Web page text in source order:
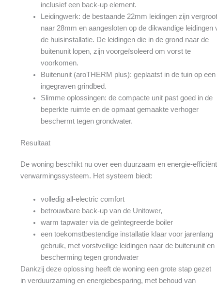
inclusief een back-up element.
Leidingwerk: de bestaande 22mm leidingen zijn vergroot
naar 28mm en aangesloten op de dikwandige leidingen
de huisinstallatie. De leidingen die in de grond naar de
buitenunit lopen, zijn voorgeïsoleerd om vorst te
voorkomen.
Buitenunit (aroTHERM plus): geplaatst in de tuin op een
ingegraven grindbed.
Slimme oplossingen: de compacte unit past goed in de
beperkte ruimte en de opmaat gemaakte verhoger
beschermt tegen grondwater.
Resultaat
De woning beschikt nu over een duurzaam en energie-efficiënt
verwarmingssysteem. Het systeem biedt:
volledig all-electric comfort
betrouwbare back-up van de Unitower,
warm tapwater via de geïntegreerde boiler
een toekomstbestendige installatie klaar voor jarenlang
gebruik, met vorstveilige leidingen naar de buitenunit en
bescherming tegen grondwater
Dankzij deze oplossing heeft de woning een grote stap gezet
in verduurzaming en energiebesparing, met behoud van